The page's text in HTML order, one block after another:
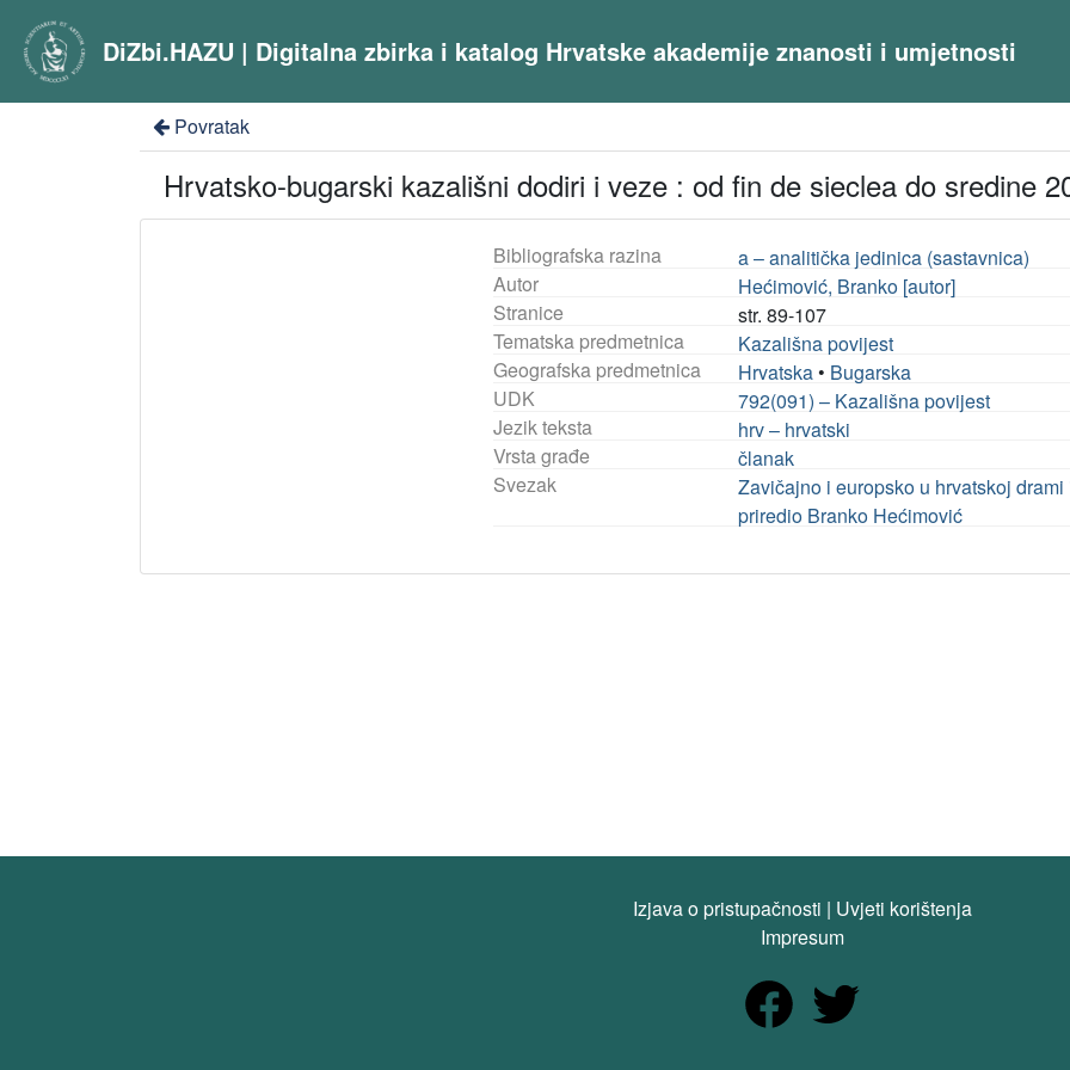
DiZbi.HAZU | Digitalna zbirka i katalog Hrvatske akademije znanosti i umjetnosti
Povratak
Hrvatsko-bugarski kazališni dodiri i veze : od fin de sieclea do sredine
Bibliografska razina
a – analitička jedinica (sastavnica)
Autor
Hećimović, Branko [autor]
Stranice
str. 89-107
Tematska predmetnica
Kazališna povijest
Geografska predmetnica
Hrvatska • Bugarska
UDK
792(091) – Kazališna povijest
Jezik teksta
hrv – hrvatski
Vrsta građe
članak
Svezak
Zavičajno i europsko u hrvatskoj
priredio Branko Hećimović
Izjava o pristupačnosti | Uvjeti korištenja
Impresum